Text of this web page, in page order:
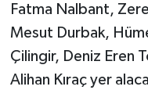
Fatma Nalbant,
Mesut Durbak,
Çilingir, Deniz Eren
Alihan Kıraç yer